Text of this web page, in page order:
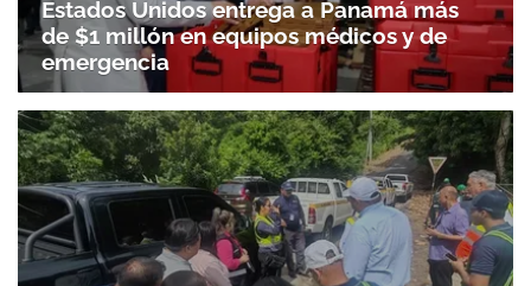
Gracias por suscribirte a nuestro boletín.
ACEPTAR
Estados Unidos entrega a Panamá más
de $1 millón en equipos médicos y de
emergencia